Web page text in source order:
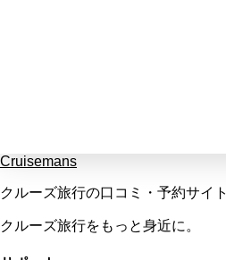
Cruisemans
クルーズ旅行の口コミ・予約サイト
クルーズ旅行をもっと身近に。